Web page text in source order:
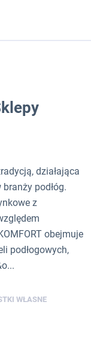
działająca
podłóg.
z
obejmuje
podłogowych,
WŁASNE